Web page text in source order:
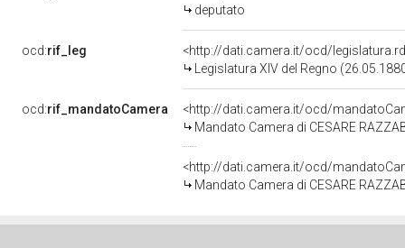
deputato
ocd:rif_leg
<http://dati.camera.it/ocd/
Legislatura XIV del Regno
ocd:rif_mandatoCamera
<http://dati.camera.it/ocd/
Mandato Camera di CESARE
<http://dati.camera.it/ocd/
Mandato Camera di CESARE